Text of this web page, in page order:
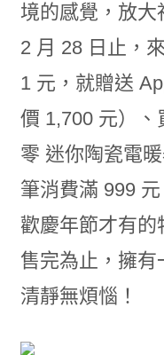
境的感覺，放大
2 月 28 日止，
1 元，就贈送
價 1,700 元）、
零 迷你陶瓷電
筆消費滿 999
歡慶年節才有的
售完為止，擁
清靜無煩惱！